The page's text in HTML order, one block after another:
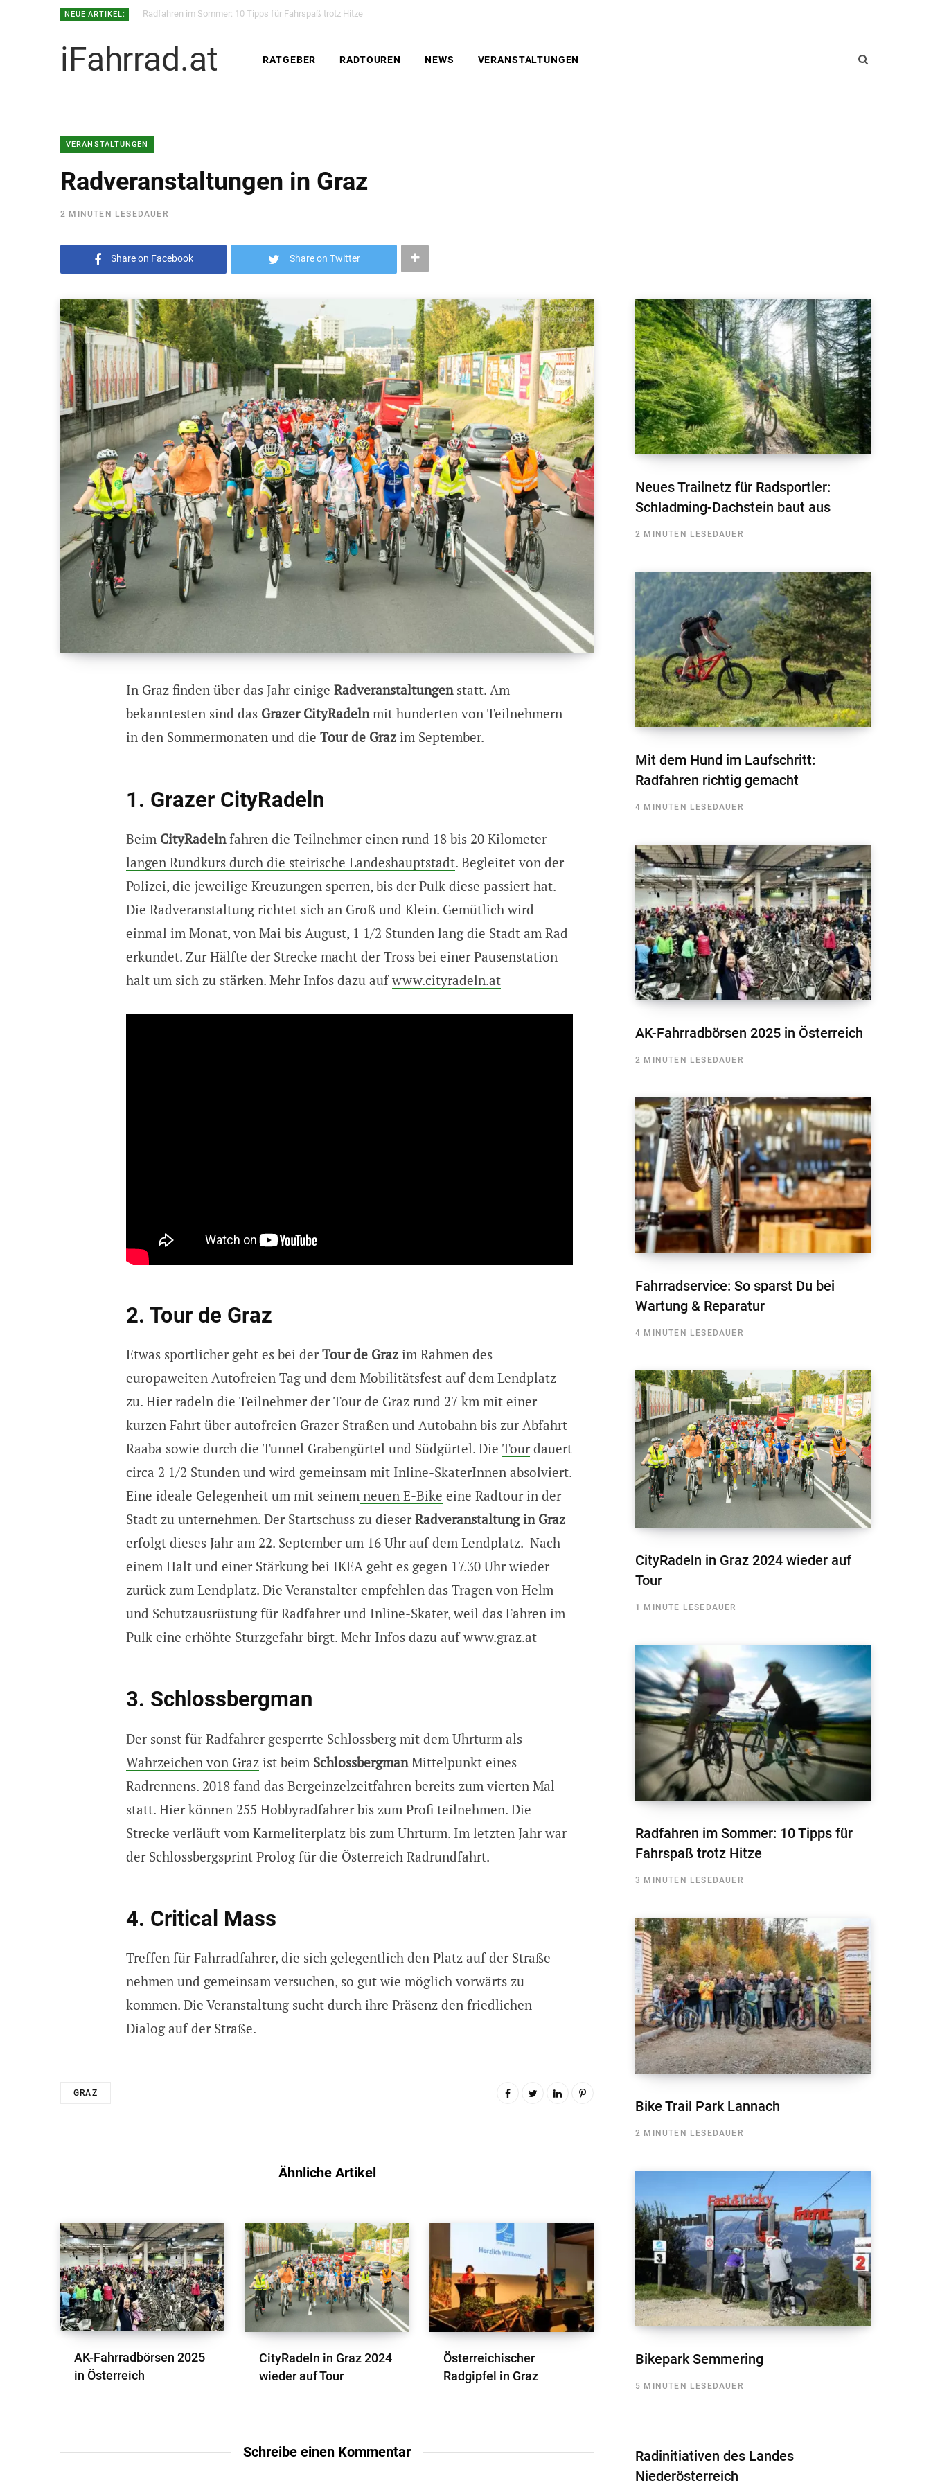
NEUE ARTIKEL: Radfahren im Sommer: 10 Tipps für Fahrspaß trotz Hitze
iFahrrad.at RATGEBER RADTOUREN NEWS VERANSTALTUNGEN
VERANSTALTUNGEN
Radveranstaltungen in Graz
2 MINUTEN LESEDAUER
Share on Facebook Share on Twitter
In Graz finden über das Jahr einige Radveranstaltungenstatt. Am
bekanntesten sind das Grazer CityRadelnmit hunderten von Teilnehmern
in den Sommermonatenund die Tour de Grazim September.
1. Grazer CityRadeln
Beim CityRadelnfahren die Teilnehmer einen rund 18 bis 20 Kilometer
langen Rundkurs durch die steirische Landeshauptstadt. Begleitet von der
Polizei, die jeweilige Kreuzungen sperren, bis der Pulk diese passiert hat.
Die Radveranstaltung richtet sich an Groß und Klein. Gemütlich wird
einmal im Monat, von Mai bis August, 1 1/2 Stunden lang die Stadt am Rad
erkundet. Zur Hälfte der Strecke macht der Tross bei einer Pausenstation
halt um sich zu stärken. Mehr Infos dazu aufwww.cityradeln.at
2. Tour de Graz
Etwas sportlicher geht es bei derTour de Grazim Rahmen des
europaweiten Autofreien Tag und dem Mobilitätsfest auf dem Lendplatz
zu. Hier radeln die Teilnehmer der Tour de Graz rund 27 km mit einer
kurzen Fahrt über autofreien Grazer Straßen und Autobahn bis zur Abfahrt
Raaba sowie durch die Tunnel Grabengürtel und Südgürtel. Die Tourdauert
circa 2 1/2 Stunden und wird gemeinsam mit Inline-SkaterInnen absolviert.
Eine ideale Gelegenheit um mit seinemneuen E-Bike eine Radtour in der
Stadt zu unternehmen. Der Startschuss zu dieserRadveranstaltung in Graz
erfolgt dieses Jahr am 22. September um 16 Uhr auf dem Lendplatz. Nach
einem Halt und einer Stärkung bei IKEA geht es gegen 17.30 Uhr wieder
zurück zum Lendplatz. Die Veranstalter empfehlen das Tragen von Helm
und Schutzausrüstung für Radfahrer und Inline-Skater, weil das Fahren im
Pulk eine erhöhte Sturzgefahr birgt. Mehr Infos dazu aufwww.graz.at
3. Schlossbergman
Der sonst für Radfahrer gesperrte Schlossberg mit dem Uhrturm als
Wahrzeichen von Grazist beim SchlossbergmanMittelpunkt eines
Radrennens. 2018 fand das Bergeinzelzeitfahren bereits zum vierten Mal
statt. Hier können 255 Hobbyradfahrer bis zum Profi teilnehmen. Die
Strecke verläuft vom Karmeliterplatz bis zum Uhrturm. Im letzten Jahr war
der Schlossbergsprint Prolog für die Österreich Radrundfahrt.
4. Critical Mass
Treffen für Fahrradfahrer, die sich gelegentlich den Platz auf der Straße
nehmen und gemeinsam versuchen, so gut wie möglich vorwärts zu
kommen. Die Veranstaltung sucht durch ihre Präsenz den friedlichen
Dialog auf der Straße.
GRAZ
Ähnliche Artikel
AK-Fahrradbörsen 2025
in Österreich
CityRadeln in Graz 2024
wieder auf Tour
Österreichischer
Radgipfel in Graz
Schreibe einen Kommentar
Neues Trailnetz für Radsportler:
Schladming-Dachstein baut aus
2 MINUTEN LESEDAUER
Mit dem Hund im Laufschritt:
Radfahren richtig gemacht
4 MINUTEN LESEDAUER
AK-Fahrradbörsen 2025 in Österreich
2 MINUTEN LESEDAUER
Fahrradservice: So sparst Du bei
Wartung & Reparatur
4 MINUTEN LESEDAUER
CityRadeln in Graz 2024 wieder auf
Tour
1 MINUTE LESEDAUER
Radfahren im Sommer: 10 Tipps für
Fahrspaß trotz Hitze
3 MINUTEN LESEDAUER
Bike Trail Park Lannach
2 MINUTEN LESEDAUER
Bikepark Semmering
5 MINUTEN LESEDAUER
Radinitiativen des Landes
Niederösterreich